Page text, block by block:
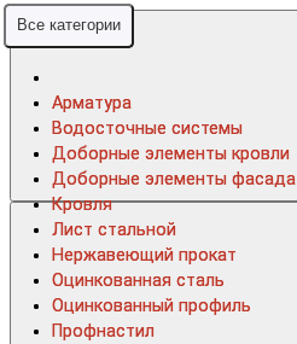
Все категории
Арматура
Водосточные системы
Доборные элементы кровли
Доборные элементы фасада
Кровля
Лист стальной
Нержавеющий прокат
Оцинкованная сталь
Оцинкованный профиль
Профнастил
Все категории
Арматура
Водосточные системы
Доборные элементы кровли
Доборные элементы фасада
Кровля
Лист стальной
Нержавеющий прокат
Оцинкованная сталь
Оцинкованный профиль
Профнастил